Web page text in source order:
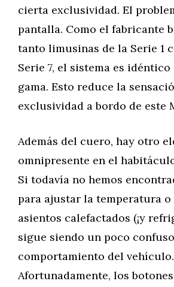
cierta exclusividad. El
pantalla. Como el fabricante
tanto limusinas de la Serie 1
Serie 7, el sistema es
gama. Esto reduce la
exclusividad a bordo de este
Además del cuero, hay otro
omnipresente en el
Si todavía no hemos
para ajustar la temperatura o
asientos calefactados (¡y
sigue siendo un poco
comportamiento del vehículo.
Afortunadamente, los